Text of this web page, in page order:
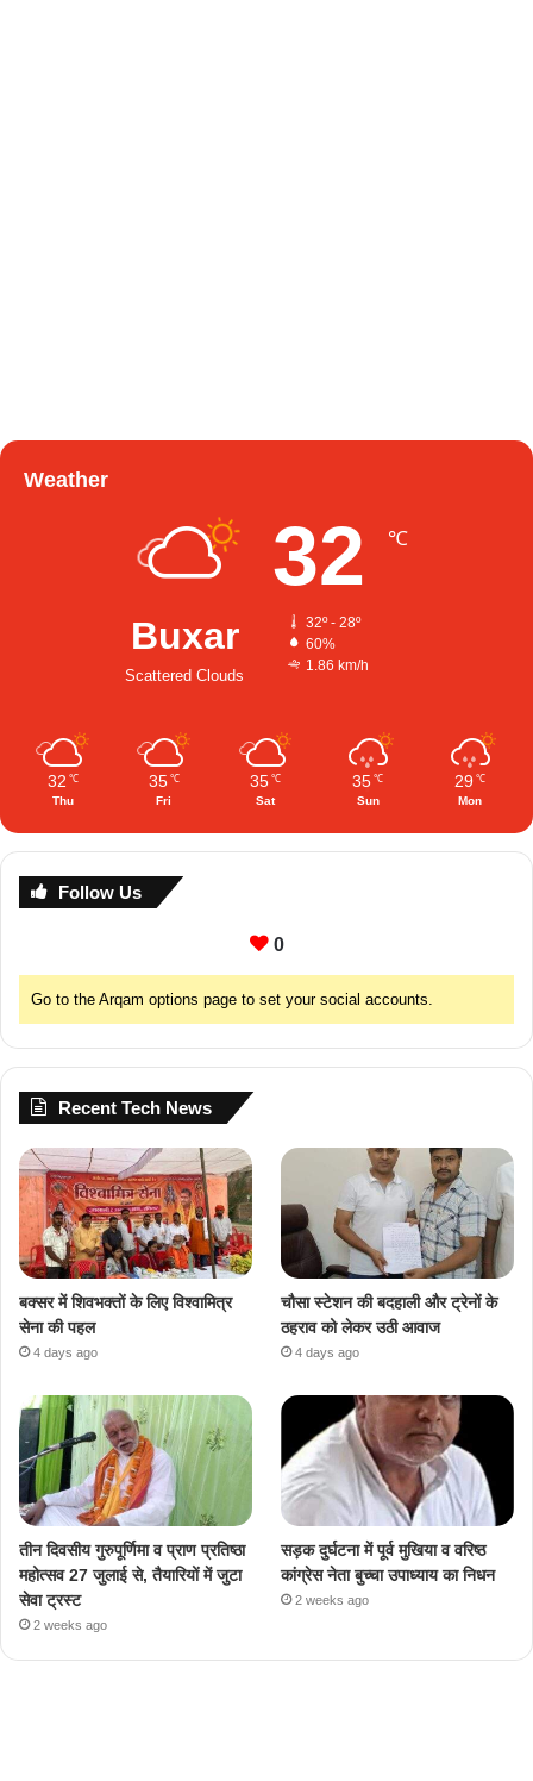
Weather
Buxar
Scattered Clouds
32 ℃
32º - 28º
60%
1.86 km/h
32 ℃
Thu
35 ℃
Fri
35 ℃
Sat
35 ℃
Sun
29 ℃
Mon
Follow Us
0
Go to the Arqam options page to set your social accounts.
Recent Tech News
​
बक्सर में शिवभक्तों के लिए विश्वामित्र
सेना की पहल
4 days ago
चौसा स्टेशन की बदहाली और ट्रेनों के
ठहराव को लेकर उठी आवाज
4 days ago
तीन दिवसीय गुरुपूर्णिमा व प्राण प्रतिष्ठा
महोत्सव 27 जुलाई से, तैयारियों में जुटा
सेवा ट्रस्ट
2 weeks ago
सड़क दुर्घटना में पूर्व मुखिया व वरिष्ठ
कांग्रेस नेता बुच्चा उपाध्याय का निधन
2 weeks ago